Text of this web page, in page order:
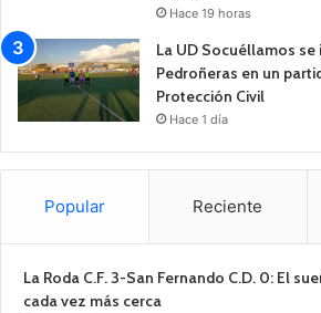
Hace 19 horas
La UD Socuéllamos se
Pedroñeras en un
Protección Civil
Hace 1 día
Popular Reciente
La Roda C.F. 3-San Fernando C.D. 0: El
cada vez más cerca